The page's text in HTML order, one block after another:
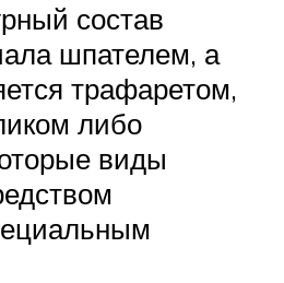
состав
шпателем, а
трафаретом,
либо
виды